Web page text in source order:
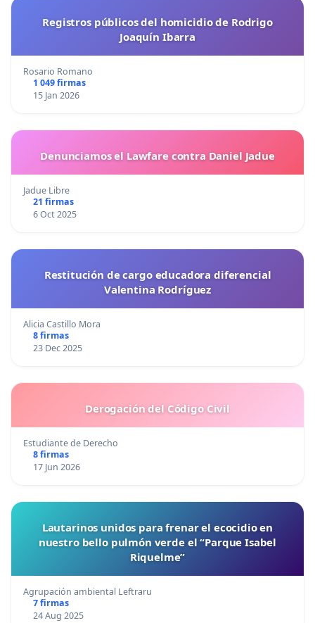
Registros públicos del homicidio de Rodrigo
Joaquín Ibarra
Rosario Romano
1 049 firmas
15 Jan 2026
Denunciamos el Lawfare contra Daniel Jadue
Jadue Libre
21 firmas
6 Oct 2025
Restitución de cargo educadora diferencial
Valentina Rodríguez
Alicia Castillo Mora
8 firmas
23 Dec 2025
Derogación del Código Civil
Estudiante de Derecho
8 firmas
17 Jun 2026
Lautarinos unidos para frenar el ecocidio en
nuestro bello pulmón verde el “Parque Isabel
Riquelme”
Agrupación ambiental Leftraru
7 firmas
24 Aug 2025